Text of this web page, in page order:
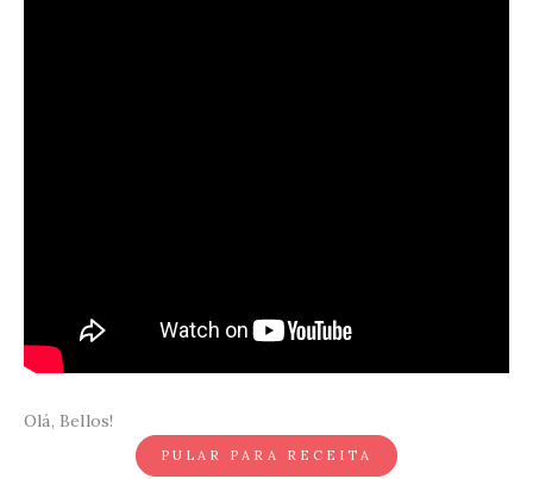
Olá, Bellos!
PULAR PARA RECEITA